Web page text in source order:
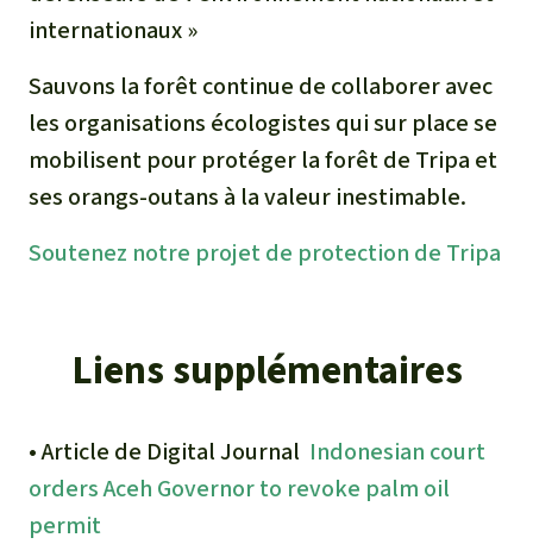
internationaux »
Sauvons la forêt continue de collaborer avec
les organisations écologistes qui sur place se
mobilisent pour protéger la forêt de Tripa et
ses orangs-outans à la valeur inestimable.
Soutenez notre projet de protection de Tripa
Liens supplémentaires
• Article de Digital Journal Indonesian court
orders Aceh Governor to revoke palm oil
permit